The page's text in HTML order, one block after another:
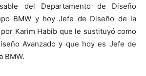
del Departamento de Diseño
BMW y hoy Jefe de Diseño de la
Karim Habib que le sustituyó como
Avanzado y que hoy es Jefe de
BMW.